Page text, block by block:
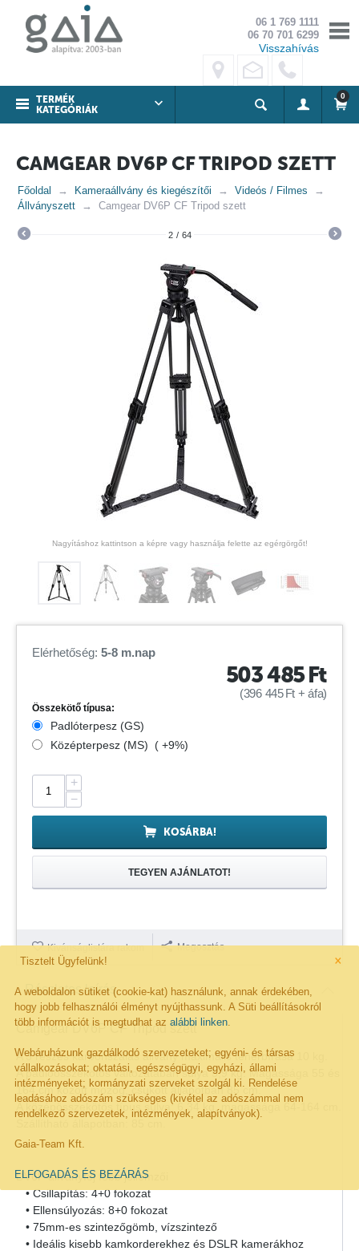
×
Tisztelt Ügyfelünk!
A weboldalon sütiket (cookie-kat) használunk, annak érdekében,
hogy jobb felhasználói élményt nyújthassunk. A Süti beállításokról
több információt is megtudhat az alábbi linken.
Webáruházunk gazdálkodó szervezeteket; egyéni- és társas
vállalkozásokat; oktatási, egészségügyi, egyházi, állami
intézményeket; kormányzati szerveket szolgál ki. Rendelése
leadásához adószám szükséges (kivétel az adószámmal nem
rendelkező szervezetek, intézmények, alapítványok).
Gaia-Team Kft.
ELFOGADÁS ÉS BEZÁRÁS
06 1 769 1111
06 70 701 6299
Visszahívás
TERMÉK
KATEGÓRIÁK
0
CAMGEAR DV6P CF TRIPOD SZETT
Főoldal Kameraállvány és kiegészítői
Videós / Filmes
Állványszett
Camgear DV6P CF Tripod szett
2 / 64
Nagyításhoz kattintson a képre vagy használja felette az egérgörgőt!
Elérhetőség: 5-8 m.nap
503 485Ft
(396 445Ft + áfa)
Összekötő típusa:
Padlóterpesz (GS)
Középterpesz (MS) ( +9%)
+
−
KOSÁRBA!
TEGYEN AJÁNLATOT!
Kivánságlistára rakom Megosztás
Részletes leírás
Camgear DV6P CF Tripod szett
A 3 részes karbonszálas állvány maximális teherbírása 10 kg.
A padlóösszekötős változatában súlya 5,9 kg. Magassága 55 és
164 cm között mozog, csukott állapotban 85 cm.
A középösszekötős típus súlya: 6,34 kg, magassága 64-164 cm.
DV6P állványfej főbb jellemzői
• Csillapítás: 4+0 fokozat
• Ellensúlyozás: 8+0 fokozat
• 75mm-es szintezőgömb, vízszintező
• Ideális kisebb kamkorderekhez és DSLR kamerákhoz